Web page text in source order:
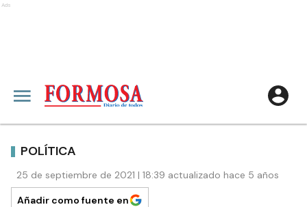
Ads
POLÍTICA
25 de septiembre de 2021 | 18:39 actualizado hace 5 años
Añadir como fuente en